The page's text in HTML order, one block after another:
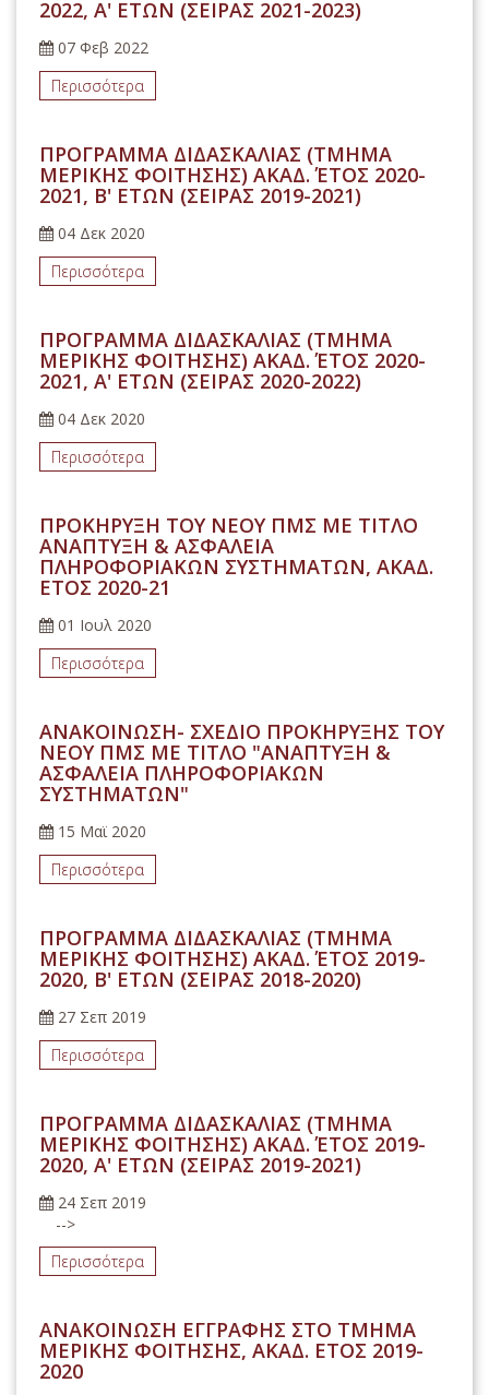
2022, Α' ΕΤΩΝ (ΣΕΙΡΑΣ 2021-2023)
07 Φεβ 2022
Περισσότερα
ΠΡΟΓΡΑΜΜΑ ΔΙΔΑΣΚΑΛΙΑΣ (ΤΜΗΜΑ
ΜΕΡΙΚΗΣ ΦΟΙΤΗΣΗΣ) ΑΚΑΔ. ΈΤΟΣ 2020-
2021, B' ΕΤΩΝ (ΣΕΙΡΑΣ 2019-2021)
04 Δεκ 2020
Περισσότερα
ΠΡΟΓΡΑΜΜΑ ΔΙΔΑΣΚΑΛΙΑΣ (ΤΜΗΜΑ
ΜΕΡΙΚΗΣ ΦΟΙΤΗΣΗΣ) ΑΚΑΔ. ΈΤΟΣ 2020-
2021, Α' ΕΤΩΝ (ΣΕΙΡΑΣ 2020-2022)
04 Δεκ 2020
Περισσότερα
ΠΡΟΚΗΡΥΞΗ ΤΟΥ ΝΕΟΥ ΠΜΣ ΜΕ ΤΙΤΛΟ
ΑΝΑΠΤΥΞΗ & ΑΣΦΑΛΕΙΑ
ΠΛΗΡΟΦΟΡΙΑΚΩΝ ΣΥΣΤΗΜΑΤΩΝ, ΑΚΑΔ.
ΕΤΟΣ 2020-21
01 Ιουλ 2020
Περισσότερα
ΑΝΑΚΟΙΝΩΣΗ- ΣΧΕΔΙΟ ΠΡΟΚΗΡΥΞΗΣ ΤΟΥ
ΝΕΟΥ ΠΜΣ ΜΕ ΤΙΤΛΟ "ΑΝΑΠΤΥΞΗ &
ΑΣΦΑΛΕΙΑ ΠΛΗΡΟΦΟΡΙΑΚΩΝ
ΣΥΣΤΗΜΑΤΩΝ"
15 Μαϊ 2020
Περισσότερα
ΠΡΟΓΡΑΜΜΑ ΔΙΔΑΣΚΑΛΙΑΣ (ΤΜΗΜΑ
ΜΕΡΙΚΗΣ ΦΟΙΤΗΣΗΣ) ΑΚΑΔ. ΈΤΟΣ 2019-
2020, B' ΕΤΩΝ (ΣΕΙΡΑΣ 2018-2020)
27 Σεπ 2019
Περισσότερα
ΠΡΟΓΡΑΜΜΑ ΔΙΔΑΣΚΑΛΙΑΣ (ΤΜΗΜΑ
ΜΕΡΙΚΗΣ ΦΟΙΤΗΣΗΣ) ΑΚΑΔ. ΈΤΟΣ 2019-
2020, Α' ΕΤΩΝ (ΣΕΙΡΑΣ 2019-2021)
24 Σεπ 2019
-->
Περισσότερα
ΑΝΑΚΟΙΝΩΣΗ ΕΓΓΡΑΦΗΣ ΣΤΟ ΤΜΗΜΑ
ΜΕΡΙΚΗΣ ΦΟΙΤΗΣΗΣ, ΑΚΑΔ. ΕΤΟΣ 2019-
2020